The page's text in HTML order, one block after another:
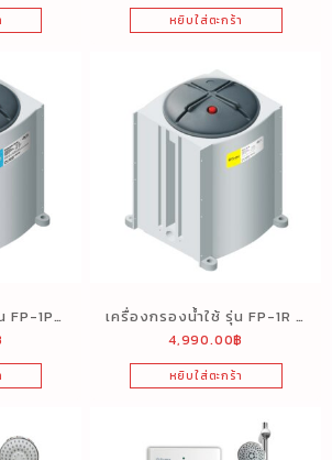
หยิบใส่ตะกร้า
FP-1PF
เครื่องกรองน้ำใช้ รุ่น FP-1R (1
ขั้นตอน)
4,990.00฿
หยิบใส่ตะกร้า